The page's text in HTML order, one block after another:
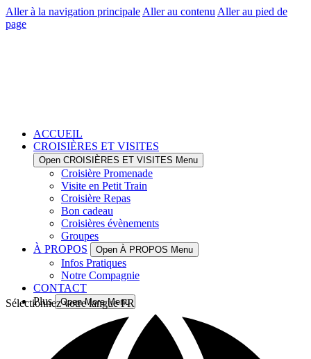
Aller à la navigation principale Aller au contenu Aller au pied de
page
ACCUEIL
CROISIÈRES ET VISITES
Open CROISIÈRES ET VISITES Menu
Croisière Promenade
Visite en Petit Train
Croisière Repas
Bon cadeau
Croisières évènements
Groupes
À PROPOS
Open À PROPOS Menu
Infos Pratiques
Notre Compagnie
CONTACT
Plus
Open More Menu
Sélectionnez votre langue FR